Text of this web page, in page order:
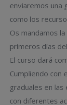
enviaremos una
como los
Os mandamos
primeros días
El curso dará
Cumpliendo con
graduales en
con diferentes